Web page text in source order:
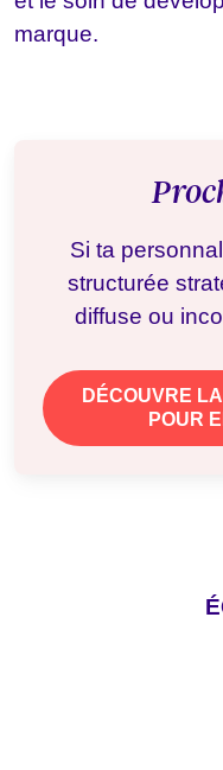
marque.
Si ta
structurée
diffuse ou
DÉCOUVRE
POUR